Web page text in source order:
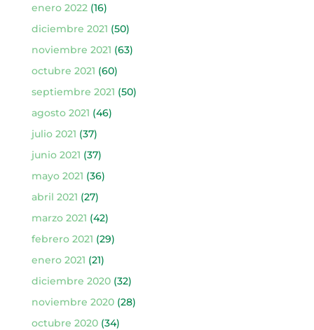
enero 2022(16)
diciembre 2021 (50)
noviembre 2021 (63)
octubre 2021 (60)
septiembre 2021 (50)
agosto 2021 (46)
julio 2021 (37)
junio 2021 (37)
mayo 2021 (36)
abril 2021 (27)
marzo 2021 (42)
febrero 2021 (29)
enero 2021 (21)
diciembre 2020(32)
noviembre 2020(28)
octubre 2020(34)